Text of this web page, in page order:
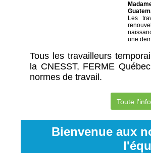
Les
r
une
Tous les travailleurs
la CNESST, FERME
normes de travail.
Toute
Bienvenue aux